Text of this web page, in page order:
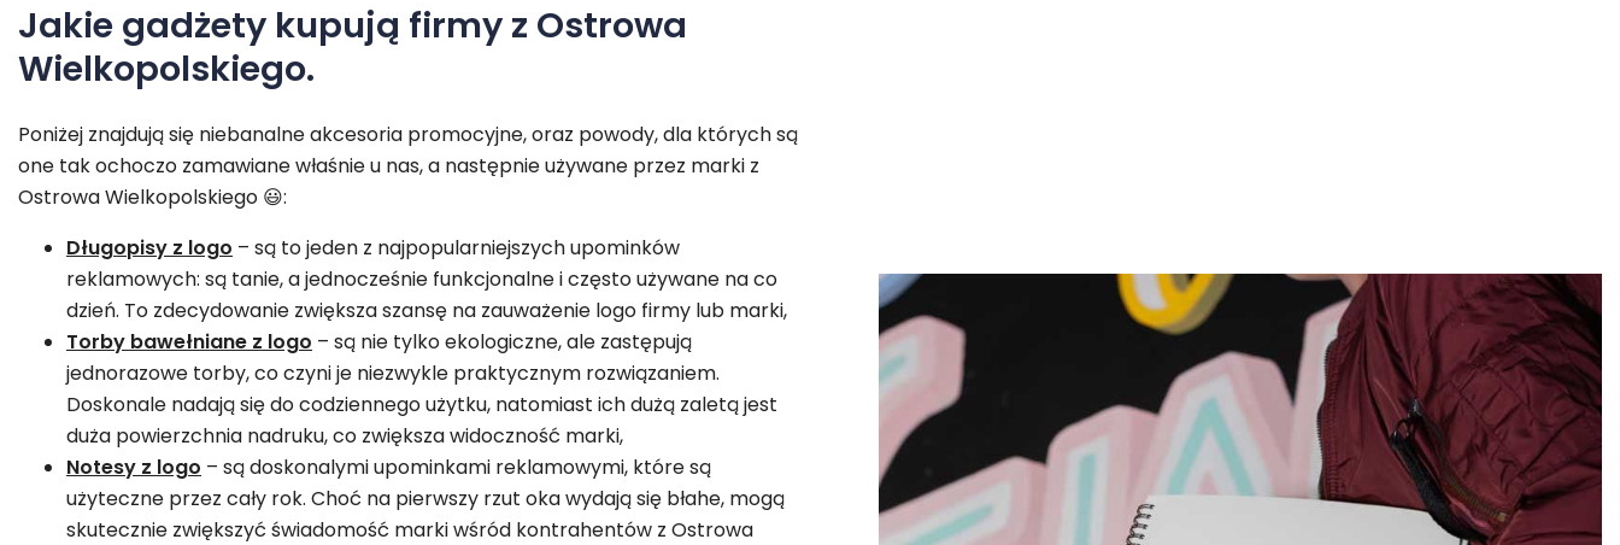
Jakie gadżety kupują firmy z Ostrowa
Wielkopolskiego.
Poniżej znajdują się niebanalne akcesoria promocyjne, oraz powody, dla których są
one tak ochoczo zamawiane właśnie u nas, a następnie używane przez marki z
Ostrowa Wielkopolskiego 😃:
Długopisy z logo – są to jeden z najpopularniejszych upominków
reklamowych: są tanie, a jednocześnie funkcjonalne i często używane na co
dzień. To zdecydowanie zwiększa szansę na zauważenie logo firmy lub marki,
Torby bawełniane z logo – są nie tylko ekologiczne, ale zastępują
jednorazowe torby, co czyni je niezwykle praktycznym rozwiązaniem.
Doskonale nadają się do codziennego użytku, natomiast ich dużą zaletą jest
duża powierzchnia nadruku, co zwiększa widoczność marki,
Notesy z logo – są doskonalymi upominkami reklamowymi, które są
użyteczne przez cały rok. Choć na pierwszy rzut oka wydają się błahe, mogą
skutecznie zwiększyć świadomość marki wśród kontrahentów z Ostrowa